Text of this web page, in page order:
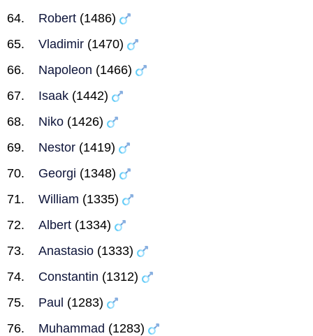
Robert (1486)
Vladimir (1470)
Napoleon (1466)
Isaak (1442)
Niko (1426)
Nestor (1419)
Georgi (1348)
William (1335)
Albert (1334)
Anastasio (1333)
Constantin (1312)
Paul (1283)
Muhammad (1283)